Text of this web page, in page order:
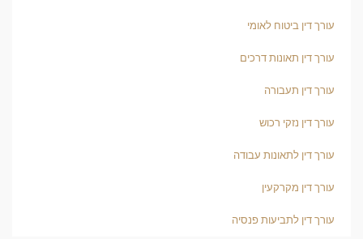
עורך דין ביטוח לאומי
עורך דין תאונות דרכים
עורך דין תעבורה
עורך דין נזקי רכוש
עורך דין לתאונות עבודה
עורך דין מקרקעין
עורך דין לתביעות פנסיה